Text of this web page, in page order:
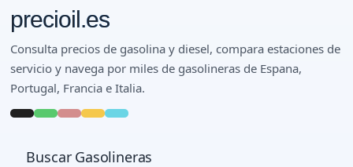
precioil.es
Consulta precios de gasolina y diesel, compara estaciones de
servicio y navega por miles de gasolineras de Espana,
Portugal, Francia e Italia.
Buscar Gasolineras